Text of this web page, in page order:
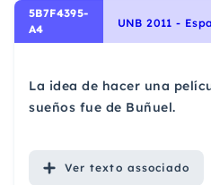
5B7F4395-
A4
La idea de hacer una
sueños fue de Buñuel.
Ver texto associado